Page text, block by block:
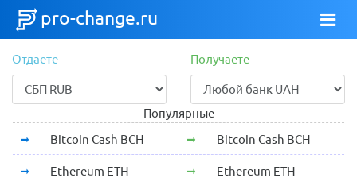
pro-change.ru
Отдаете Получаете
Популярные
Bitcoin Cash BCH
Bitcoin Cash BCH
Ethereum ETH Ethereum ETH